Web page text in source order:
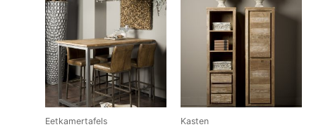
Eetkamertafels Kasten